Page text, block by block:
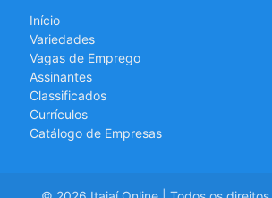
Início
Variedades
Vagas de Emprego
Assinantes
Classificados
Currículos
Catálogo de Empresas